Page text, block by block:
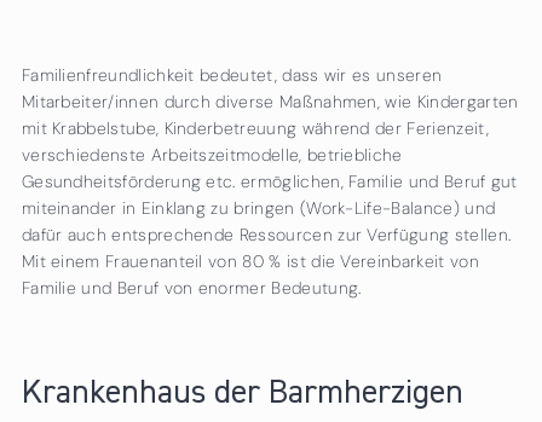
Das sind wir
News & Events
Familienfreundlichkeit bedeutet, dass wir es unseren
Mitarbeiter/innen durch diverse Maßnahmen, wie Kindergarten
mit Krabbelstube, Kinderbetreuung während der Ferienzeit,
verschiedenste Arbeitszeitmodelle, betriebliche
Gesundheitsförderung etc. ermöglichen, Familie und Beruf gut
miteinander in Einklang zu bringen (Work-Life-Balance) und
dafür auch entsprechende Ressourcen zur Verfügung stellen.
Mit einem Frauenanteil von 80 % ist die Vereinbarkeit von
Familie und Beruf von enormer Bedeutung.
Krankenhaus der Barmherzigen